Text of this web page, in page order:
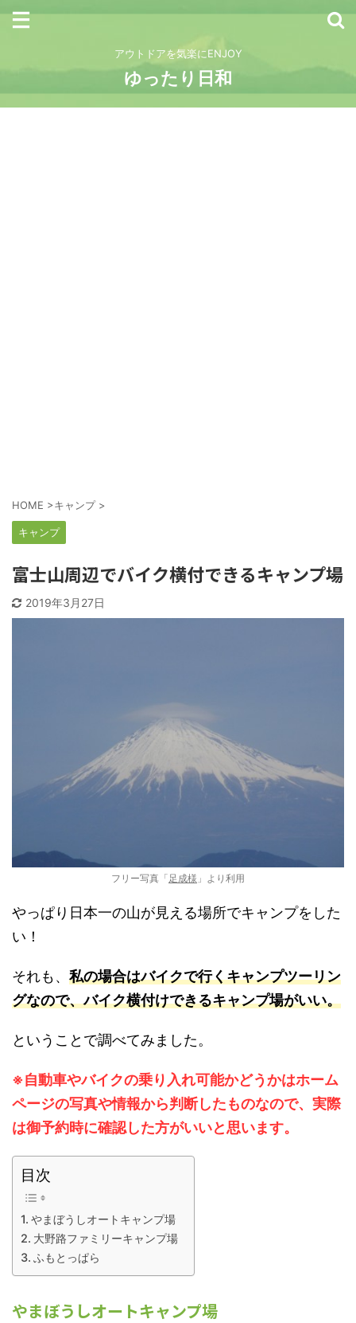
アウトドアを気楽にENJOY
ゆったり日和
HOME >キャンプ >
キャンプ
富士山周辺でバイク横付できるキャンプ場
2019年3月27日
フリー写真「足成様 」より利用
やっぱり日本一の山が見える場所でキャンプをした
い！
それも、 私の場合はバイクで行くキャンプツーリン
グなので、バイク横付けできるキャンプ場がいい。
ということで調べてみました。
※自動車やバイクの乗り入れ可能かどうかはホーム
ページの写真や情報から判断したものなので、実際
は御予約時に確認した方がいいと思います。
目次
やまぼうしオートキャンプ場
大野路ファミリーキャンプ場
ふもとっぱら
やまぼうしオートキャンプ場